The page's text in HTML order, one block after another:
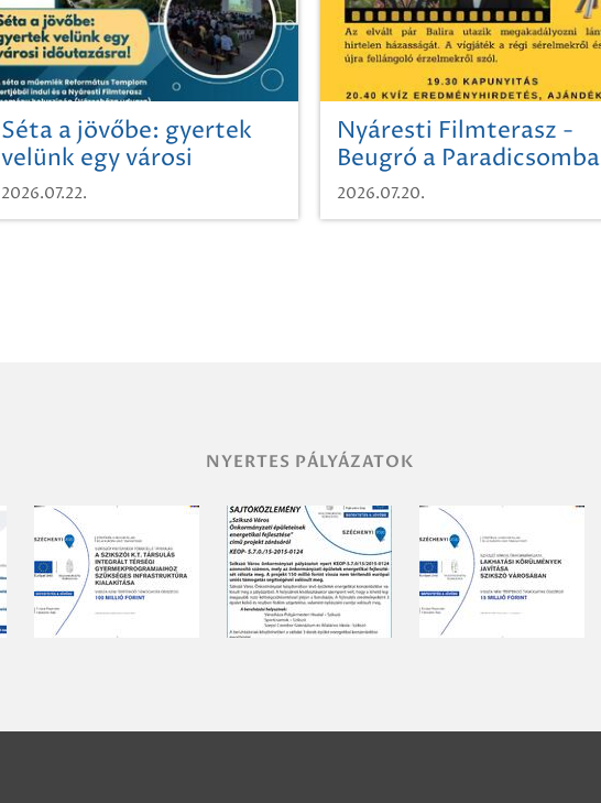
Séta a jövőbe: gyertek
velünk egy városi
időutazásra!
2026.07.22.
Nyáresti Filmterasz -
Beugró a Paradicsomba
2026.07.20.
NYERTES PÁLYÁZATOK